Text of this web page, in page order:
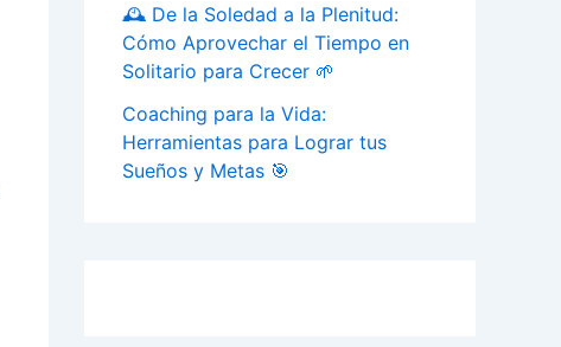
🕰️ De la Soledad a la Plenitud:
Cómo Aprovechar el Tiempo en
Solitario para Crecer 🌱
Coaching para la Vida:
Herramientas para Lograr tus
Sueños y Metas 🎯